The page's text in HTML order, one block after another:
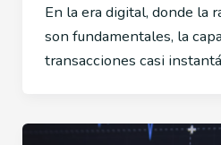
En la era digital, donde la
son fundamentales, la
transacciones casi